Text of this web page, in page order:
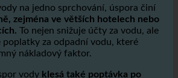
v pokojích pro hosty.ecoturbino
výrazně snížit.
na jedno sprchování, úspora činí
zejména ve větších hotelech nebo
To nejen snižuje účty za vodu, ale
poplatky za odpadní vodu, které